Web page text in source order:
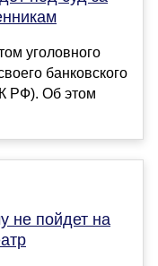
уголовного
банковского
РФ). Об этом
не пойдет на